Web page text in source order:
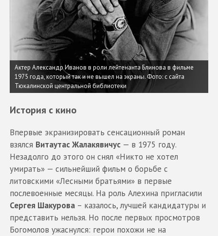
Актер Александр Иванов в роли лейтенанта Блинова в фильме
1975 года, который так и не вышел на экраны. Фото: с сайта
Тюкалинской центральной библиотеки
История с кино
Впервые экранизировать сенсационный роман
взялся Витаутас Жалакявичус — в 1975 году.
Незадолго до этого он снял «Никто не хотел
умирать» — сильнейший фильм о борьбе с
литовскими «Лесными братьями» в первые
послевоенные месяцы. На роль Алехина пригласили
Сергея Шакурова – казалось, лучшей кандидатуры и
представить нельзя. Но после первых просмотров
Богомолов ужаснулся: герои похожи не на